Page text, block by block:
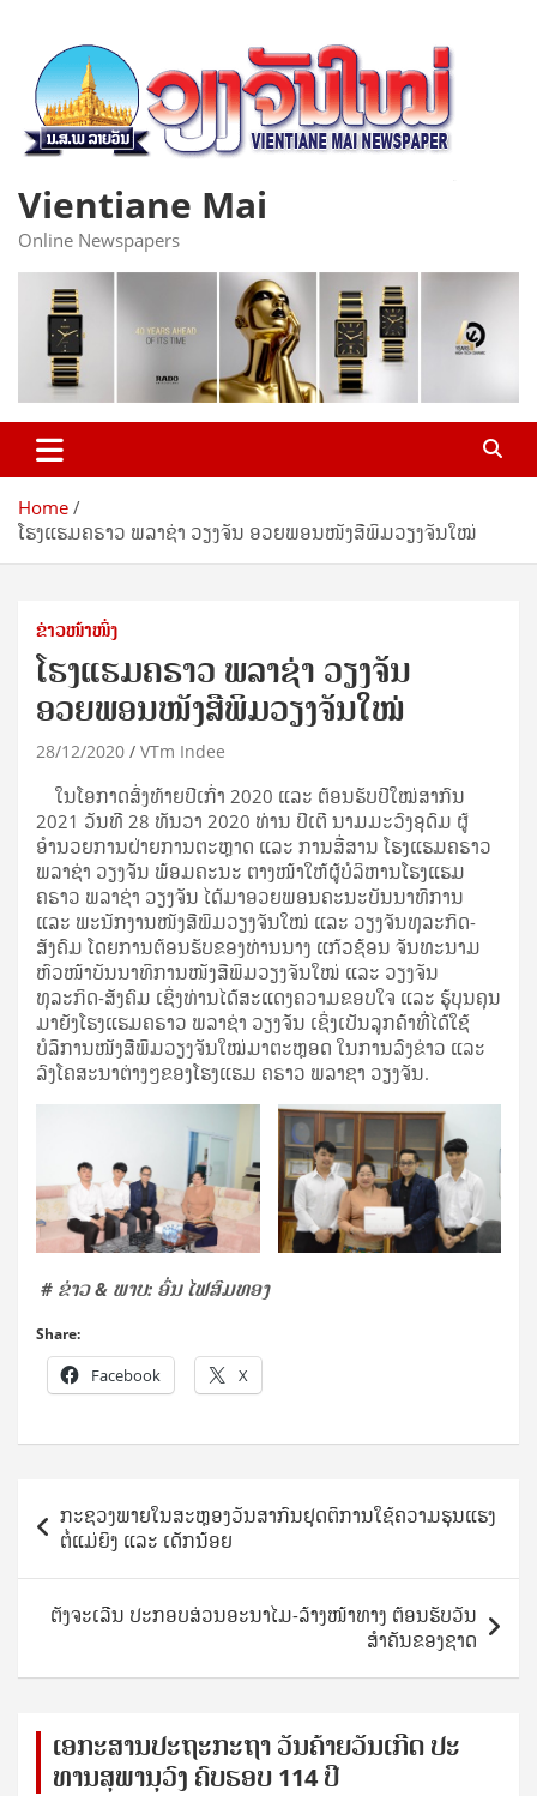
content
Vientiane Mai
Online Newspapers
Home
ໂຮງແຮມຄຣາວ ພລາຊ່າ ວຽງຈັນ ອວຍພອນໜັງສືພິມວຽງຈັນໃໝ່
ຂ່າວໜ້າໜຶ່ງ
ໂຮງແຮມຄຣາວ ພລາຊ່າ ວຽງຈັນ
ອວຍພອນໜັງສືພິມວຽງຈັນໃໝ່
28/12/2020 VTm Indee
ໃນໂອກາດສົ່ງທ້າຍປີເກົ່າ 2020 ແລະ ຕ້ອນຮັບປີໃໝ່ສາກົນ
2021 ວັນທີ 28 ທັນວາ 2020 ທ່ານ ປີເຕີ ນາມມະວົງອຸດົມ ຜູ້
ອຳນວຍການຝ່າຍການຕະຫຼາດ ແລະ ການສື່ສານ ໂຮງແຮມຄຣາວ
ພລາຊ່າ ວຽງຈັນ ພ້ອມຄະນະ ຕາງໜ້າໃຫ້ຜູ້ບໍລິຫານໂຮງແຮມ
ຄຣາວ ພລາຊ່າ ວຽງຈັນ ໄດ້ມາອວຍພອນຄະນະບັນນາທິການ
ແລະ ພະນັກງານໜັງສືພິມວຽງຈັນໃໝ່ ແລະ ວຽງຈັນທຸລະກິດ-
ສັງຄົມ ໂດຍການຕ້ອນຮັບຂອງທ່ານນາງ ແກ້ວຊ້ອນ ຈັນທະນາມ
ຫົວໜ້າບັນນາທິການໜັງສືພິມວຽງຈັນໃໝ່ ແລະ ວຽງຈັນ
ທຸລະກິດ-ສັງຄົມ ເຊິ່ງທ່ານໄດ້ສະແດງຄວາມຂອບໃຈ ແລະ ຮູ້ບຸນຄຸນ
ມາຍັງໂຮງແຮມຄຣາວ ພລາຊ່າ ວຽງຈັນ ເຊິ່ງເປັນລູກຄ້າທີ່ໄດ້ໃຊ້
ບໍລິການໜັງສືພິມວຽງຈັນໃໝ່ມາຕະຫຼອດ ໃນການລົງຂ່າວ ແລະ
ລົງໂຄສະນາຕ່າງໆຂອງໂຮງແຮມ ຄຣາວ ພລາຊາ ວຽງຈັນ.
# ຂ່າວ & ພາບ: ອົ່ນ ໄຟສົມທອງ
Share:
Facebook X
navigation
ກະຊວງພາຍໃນສະຫຼອງວັນສາກົນຢຸດຕິການໃຊ້ຄວາມຮຸນແຮງ
ຕໍ່ແມ່ຍິງ ແລະ ເດັກນ້ອຍ
ຕັງຈະເລີນ ປະກອບສ່ວນອະນາໄມ-ລ້າງໜ້າທາງ ຕ້ອນຮັບວັນ
ສຳຄັນຂອງຊາດ
ເອ​ກະ​ສານ​ປະ​ຖະ​ກະ​ຖ​າ ວັນ​ຄ້າຍ​ວັນ​ເກີດ ປ​ະ​
ທານ​ສຸ​ພາ​ນຸ​ວົງ ຄົບ​ຮອບ 114 ປີ